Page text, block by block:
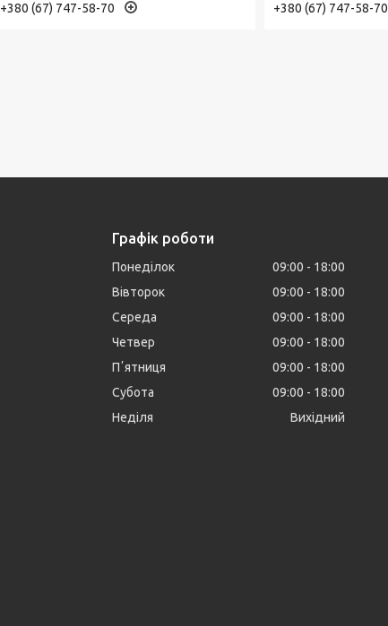
+380 (67) 747-58-70 +380 (67) 747-58-70
Графік роботи
Понеділок 09:00
18:00
Вівторок
09:00
18:00
Середа
09:00
18:00
Четвер
09:00
18:00
Пʼятниця
09:00
18:00
Субота
09:00
18:00
Неділя
Вихідний